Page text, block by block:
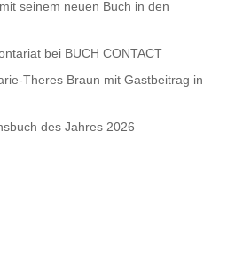
seinem neuen Buch in den
bei BUCH CONTACT
Theres Braun mit Gastbeitrag in
des Jahres 2026